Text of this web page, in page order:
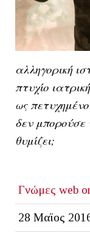
αλληγορική
πτυχίο
ως
δεν
θυμίζει;
Γνώμες web
28 Μαϊος